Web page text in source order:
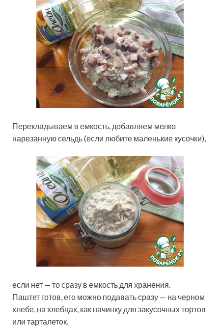
Перекладываем в емкость, добавляем мелко
нарезанную сельдь (если любите маленькие кусочки),
если нет — то сразу в емкость для хранения.
Паштет готов, его можно подавать сразу — на черном
хлебе, на хлебцах, как начинку для закусочных тортов
или тарталеток.